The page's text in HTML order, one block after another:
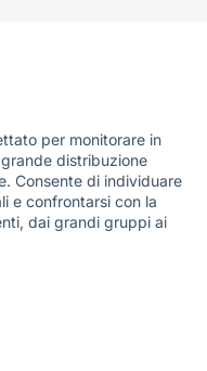
per monitorare in
distribuzione
Consente di individuare
e confrontarsi con la
dai grandi gruppi ai